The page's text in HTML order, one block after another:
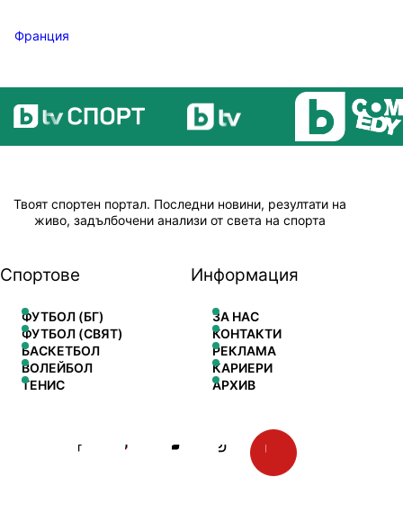
Франция
Твоят спортен портал. Последни новини, резултати на
живо, задълбочени анализи от света на спорта
Спортове
ФУТБОЛ (БГ)
ФУТБОЛ (СВЯТ)
БАСКЕТБОЛ
ВОЛЕЙБОЛ
ТЕНИС
Информация
ЗА НАС
КОНТАКТИ
РЕКЛАМА
КАРИЕРИ
АРХИВ